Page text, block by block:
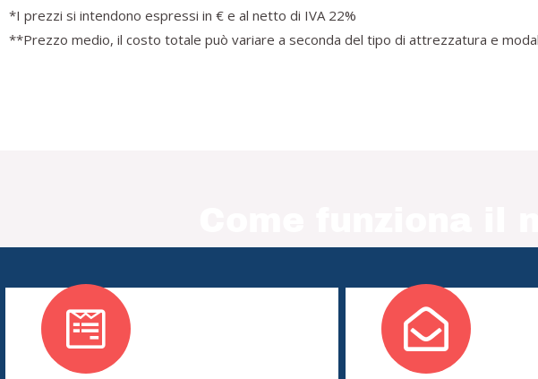
*I prezzi si intendono espressi in € e al netto di IVA 22%
**Prezzo medio, il costo totale può variare a seconda del tipo di attrezzatura e